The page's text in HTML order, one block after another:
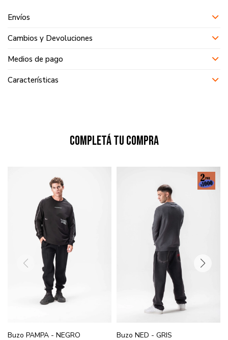
Envíos
Cambios y Devoluciones
Medios de pago
Características
Completá tu compra
Buzo PAMPA - NEGRO Buzo NED - GRIS